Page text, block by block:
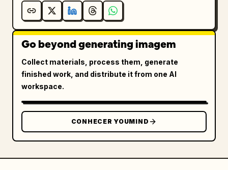
Go beyond generating imagem
Collect materials, process them, generate
finished work, and distribute it from one AI
workspace.
CONHECER YOUMIND